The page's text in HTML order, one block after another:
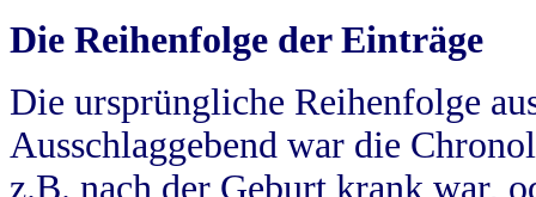
Die Reihenfolge der Einträge
Die ursprüngliche Reihenfolge
Ausschlaggebend war die
z.B. nach der Geburt krank war,